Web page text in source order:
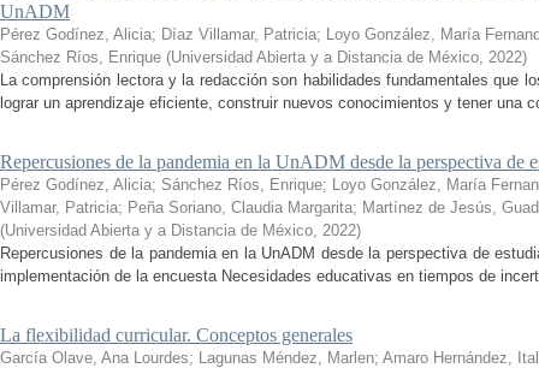
UnADM
Pérez Godínez, Alicia; Díaz Villamar, Patricia; Loyo González, María
Sánchez Ríos, Enrique (Universidad Abierta y a Distancia de México, 2022)
La comprensión lectora y la redacción son habilidades fundamentales que
lograr un aprendizaje eficiente, construir nuevos conocimientos y tener una
Repercusiones de la pandemia en la UnADM desde la perspectiva de
Pérez Godínez, Alicia; Sánchez Ríos, Enrique; Loyo González, María
Villamar, Patricia; Peña Soriano, Claudia Margarita; Martínez de Jesús,
(Universidad Abierta y a Distancia de México, 2022)
Repercusiones de la pandemia en la UnADM desde la perspectiva de
implementación de la encuesta Necesidades educativas en tiempos de
La flexibilidad curricular. Conceptos generales
García Olave, Ana Lourdes; Lagunas Méndez, Marlen; Amaro Hernández,